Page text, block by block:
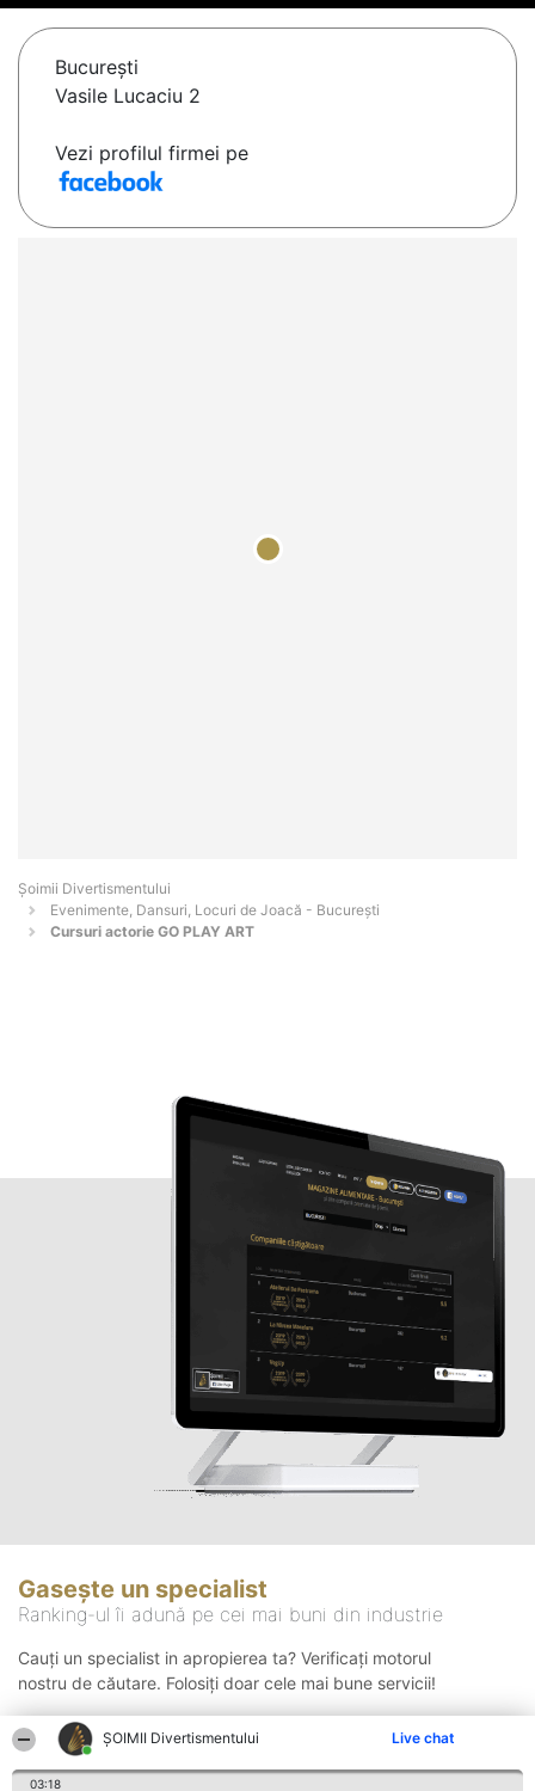
ŞOIMII Divertismentului Live chat
03:18
Bucureşti
Vasile Lucaciu 2
Vezi profilul firmei pe
Şoimii Divertismentului
Evenimente, Dansuri, Locuri de Joacă - Bucureşti
Cursuri actorie GO PLAY ART
Gasește un specialist
Ranking-ul îi adună pe cei mai buni din industrie
Cauți un specialist in apropierea ta? Verificați motorul
nostru de căutare. Folosiți doar cele mai bune servicii!